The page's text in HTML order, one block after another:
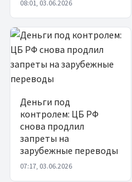
08:01, 03.06.2026
Деньги под
контролем: ЦБ РФ
снова продлил
запреты на
зарубежные переводы
07:17, 03.06.2026